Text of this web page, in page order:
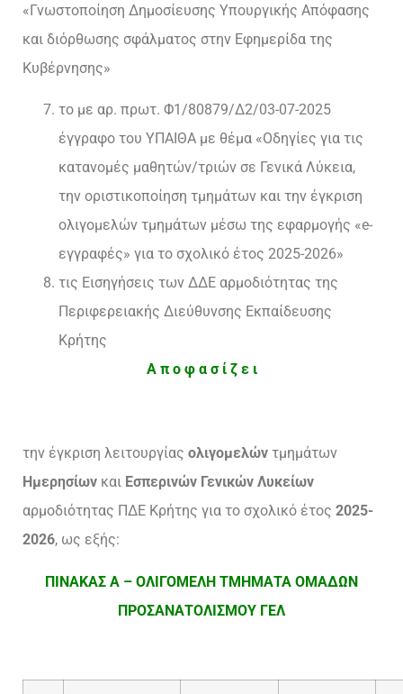
«Γνωστοποίηση Δημοσίευσης Υπουργικής Απόφασης
και διόρθωσης σφάλματος στην Εφημερίδα της
Κυβέρνησης»
το με αρ. πρωτ. Φ1/80879/Δ2/03-07-2025
έγγραφο του ΥΠΑΙΘΑ με θέμα «Οδηγίες για τις
κατανομές μαθητών/τριών σε Γενικά Λύκεια,
την οριστικοποίηση τμημάτων και την έγκριση
ολιγομελών τμημάτων μέσω της εφαρμογής «e-
εγγραφές» για το σχολικό έτος 2025-2026»
τις Εισηγήσεις των ΔΔΕ αρμοδιότητας της
Περιφερειακής Διεύθυνσης Εκπαίδευσης
Κρήτης
Α π ο φ α σ ί ζ ε ι
την έγκριση λειτουργίας ολιγομελών τμημάτων
Ημερησίων και Εσπερινών Γενικών Λυκείων
αρμοδιότητας ΠΔΕ Κρήτης για το σχολικό έτος 2025-
2026, ως εξής:
ΠΙΝΑΚΑΣ Α – ΟΛΙΓΟΜΕΛΗ ΤΜΗΜΑΤΑ ΟΜΑΔΩΝ
ΠΡΟΣΑΝΑΤΟΛΙΣΜΟΥ ΓΕΛ